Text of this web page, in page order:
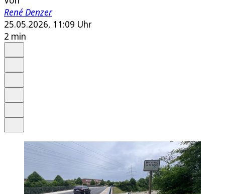
René Denzer
25.05.2026, 11:09 Uhr
2 min